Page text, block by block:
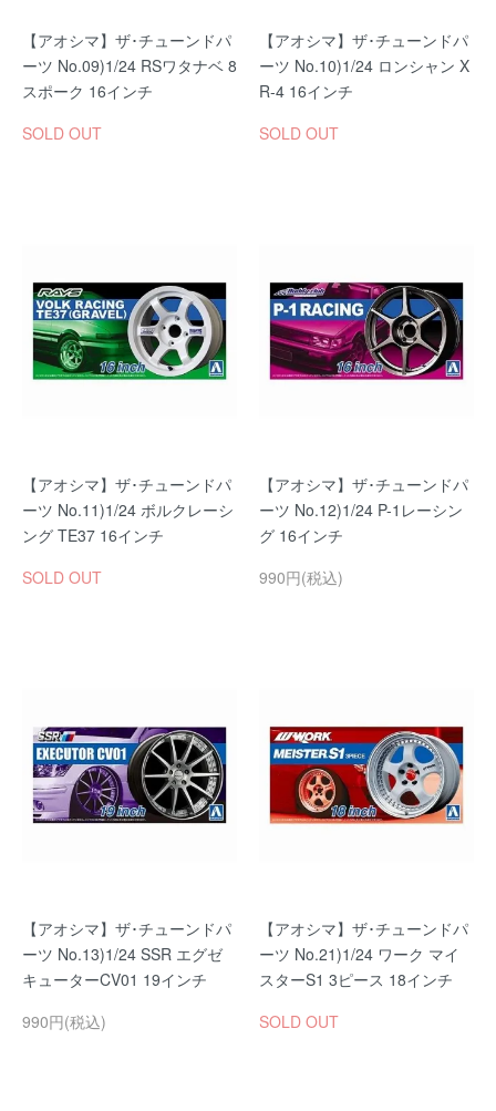
【アオシマ】ザ･チューンドパ
ーツ No.09)1/24 RSワタナベ 8
スポーク 16インチ
SOLD OUT
【アオシマ】ザ･チューンドパ
ーツ No.10)1/24 ロンシャン X
R-4 16インチ
SOLD OUT
【アオシマ】ザ･チューンドパ
ーツ No.11)1/24 ボルクレーシ
ング TE37 16インチ
SOLD OUT
【アオシマ】ザ･チューンドパ
ーツ No.12)1/24 P-1レーシン
グ 16インチ
990円(税込)
【アオシマ】ザ･チューンドパ
ーツ No.13)1/24 SSR エグゼ
キューターCV01 19インチ
990円(税込)
【アオシマ】ザ･チューンドパ
ーツ No.21)1/24 ワーク マイ
スターS1 3ピース 18インチ
SOLD OUT